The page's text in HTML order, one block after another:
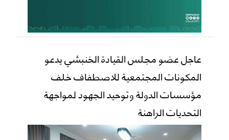
عاجل عضو مجلس القيادة الخنبشي يدعو
المكونات المجتمعية للاصطفاف خلف
مؤسسات الدولة وتوحيد الجهود لمواجهة
التحديات الراهنة